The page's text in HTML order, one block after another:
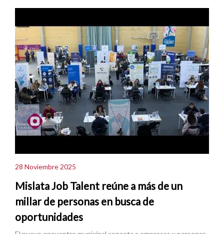
28 Noviembre 2025
Mislata Job Talent reúne a más de un
millar de personas en busca de
oportunidades